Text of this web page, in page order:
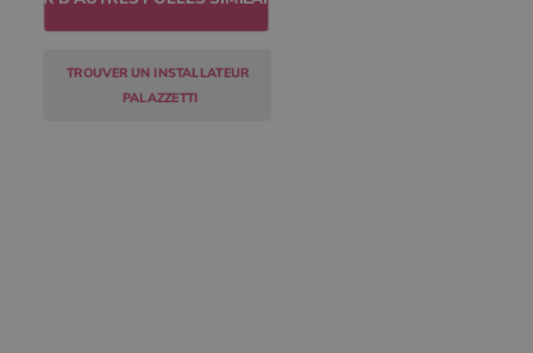
TROUVER UN INSTALLATEUR
PALAZZETTI